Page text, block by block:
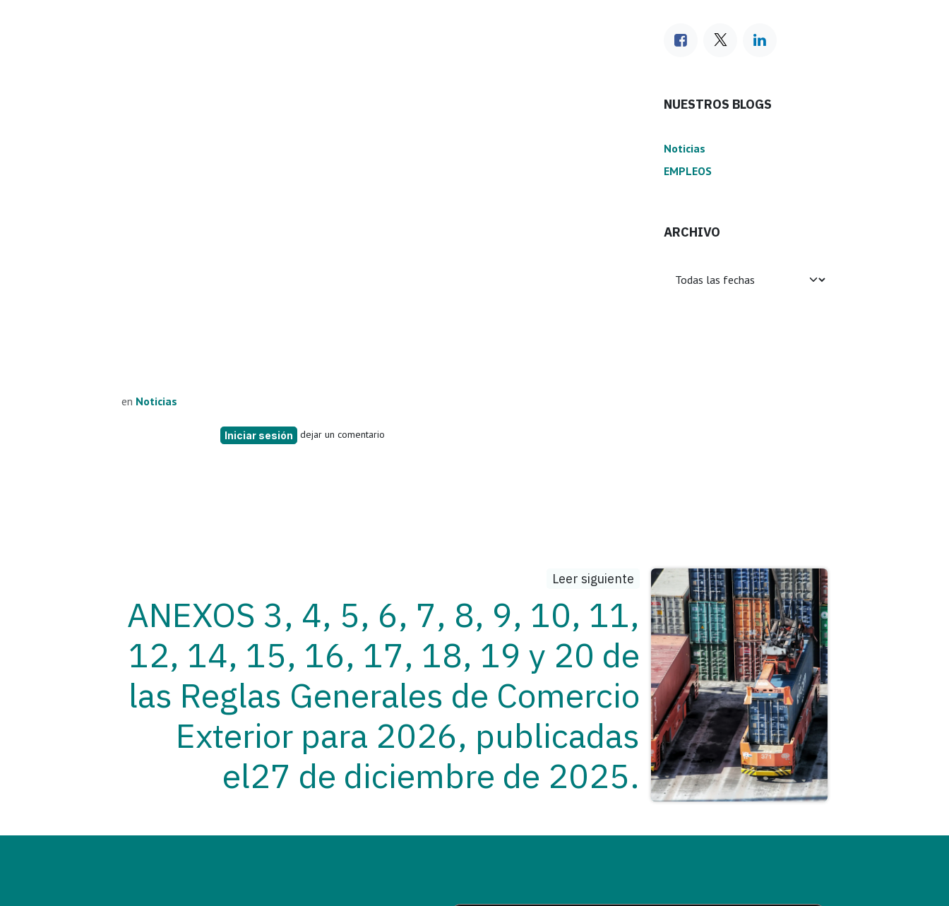
en Noticias
NUESTROS BLOGS
Noticias
EMPLEOS
ARCHIVO
Iniciar sesión dejar un comentario
Leer siguiente
ANEXOS 3, 4, 5, 6, 7, 8, 9, 10, 11,
12, 14, 15, 16, 17, 18, 19 y 20 de
las Reglas Generales de Comercio
Exterior para 2026, publicadas
el27 de diciembre de 2025.